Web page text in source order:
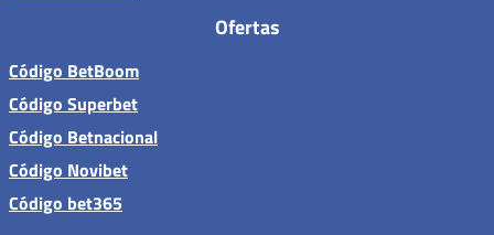
Ofertas
Código BetBoom
Código Superbet
Código Betnacional
Código Novibet
Código bet365